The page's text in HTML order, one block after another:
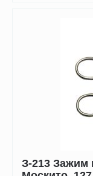
З-213 Зажим